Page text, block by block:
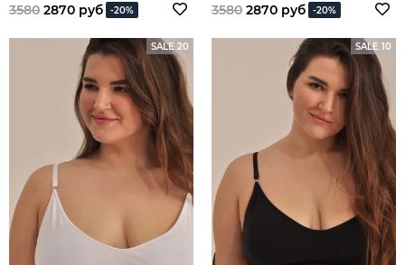
3580 2870 руб -20% 3580 2870 руб -20%
SALE 20 SALE 10